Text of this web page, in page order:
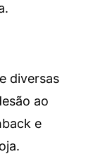
diversas
ao
e